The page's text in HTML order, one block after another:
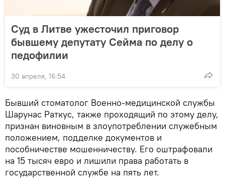
Суд в Литве ужесточил приговор
бывшему депутату Сейма по делу о
педофилии
30 апреля, 16:54
Бывший стоматолог Военно-медицинской службы
Шарунас Раткус, также проходящий по этому делу,
признан виновным в злоупотреблении служебным
положением, подделке документов и
пособничестве мошенничеству. Его оштрафовали
на 15 тысяч евро и лишили права работать в
государственной службе на пять лет.